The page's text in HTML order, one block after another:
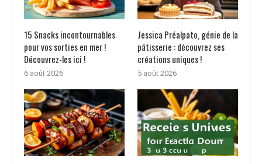
15 Snacks incontournables
pour vos sorties en mer !
Découvrez-les ici !
6 août 2026
Jessica Préalpato, génie de la
pâtisserie : découvrez ses
créations uniques !
5 août 2026